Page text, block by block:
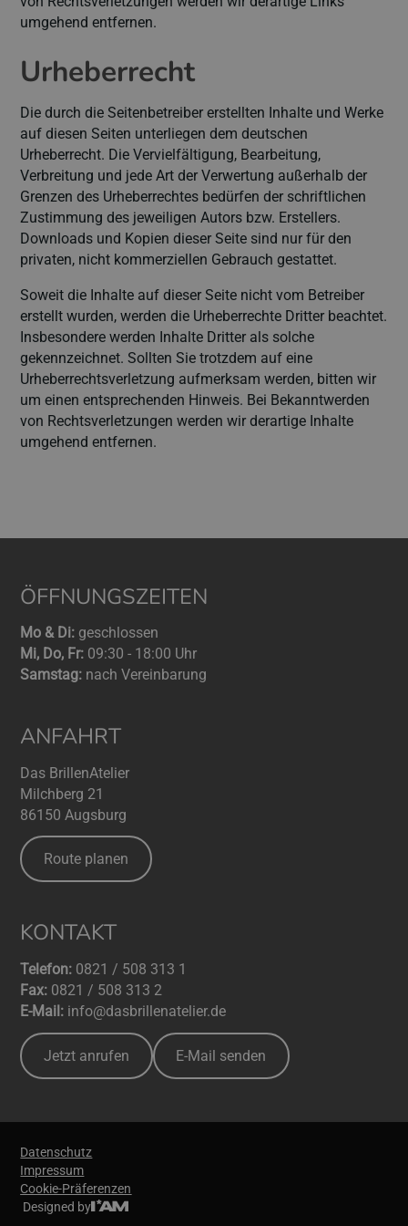
umgehend entfernen.
Urheberrecht
Die durch die Seitenbetreiber erstellten Inhalte und Werke
auf diesen Seiten unterliegen dem deutschen
Urheberrecht. Die Vervielfältigung, Bearbeitung,
Verbreitung und jede Art der Verwertung außerhalb der
Grenzen des Urheberrechtes bedürfen der schriftlichen
Zustimmung des jeweiligen Autors bzw. Erstellers.
Downloads und Kopien dieser Seite sind nur für den
privaten, nicht kommerziellen Gebrauch gestattet.
Soweit die Inhalte auf dieser Seite nicht vom Betreiber
erstellt wurden, werden die Urheberrechte Dritter beachtet.
Insbesondere werden Inhalte Dritter als solche
gekennzeichnet. Sollten Sie trotzdem auf eine
Urheberrechtsverletzung aufmerksam werden, bitten wir
um einen entsprechenden Hinweis. Bei Bekanntwerden
von Rechtsverletzungen werden wir derartige Inhalte
umgehend entfernen.
ÖFFNUNGSZEITEN
Mo & Di: geschlossen
Mi, Do, Fr: 09:30 - 18:00 Uhr
Samstag: nach Vereinbarung
ANFAHRT
Das BrillenAtelier
Milchberg 21
86150 Augsburg
Route planen
KONTAKT
Telefon: 0821 / 508 313 1
Fax: 0821 / 508 313 2
E-Mail: info@dasbrillenatelier.de
Jetzt anrufen E-Mail senden
Datenschutz
Impressum
Cookie-Präferenzen
Designed by